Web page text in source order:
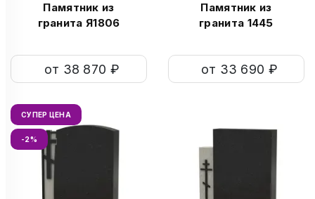
Памятник из
гранита Я1806
от 38 870 ₽
Памятник из
гранита 1445
от 33 690 ₽
СУПЕР ЦЕНА
-2%